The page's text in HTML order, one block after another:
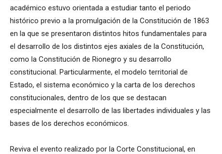
académico estuvo orientada a estudiar tanto el periodo
histórico previo a la promulgación de la Constitución de 1863
en la que se presentaron distintos hitos fundamentales para
el desarrollo de los distintos ejes axiales de la Constitución,
como la Constitución de Rionegro y su desarrollo
constitucional. Particularmente, el modelo territorial de
Estado, el sistema económico y la carta de los derechos
constitucionales, dentro de los que se destacan
especialmente el desarrollo de las libertades individuales y las
bases de los derechos económicos.
Reviva el evento realizado por la Corte Constitucional, en